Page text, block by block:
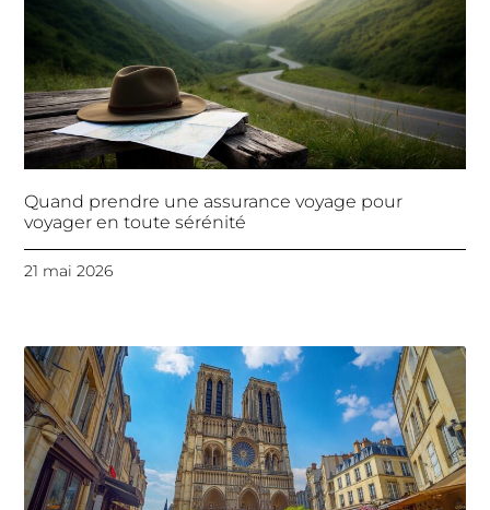
Quand prendre une assurance voyage pour
voyager en toute sérénité
21 mai 2026